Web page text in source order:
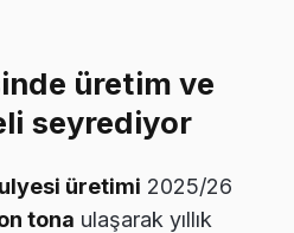
üretim ve
seyrediyor
üretimi 2025/26
tona ulaşarak yıllık